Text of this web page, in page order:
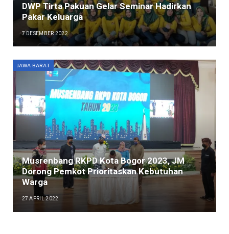
DWP Tirta Pakuan Gelar Seminar Hadirkan
Pakar Keluarga
7 DESEMBER 2022
JAWA BARAT
Musrenbang RKPD Kota Bogor 2023, JM
Dorong Pemkot Prioritaskan Kebutuhan
Warga
27 APRIL 2022